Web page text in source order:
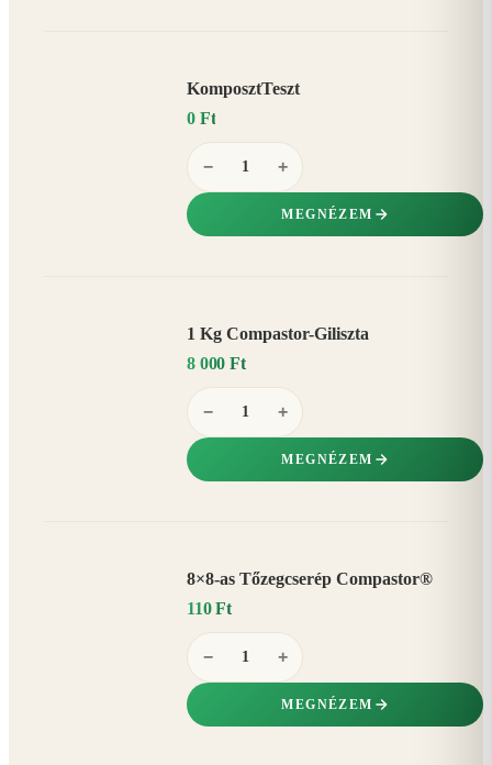
KomposztTeszt
0 Ft
− +
MEGNÉZEM
1 Kg Compastor-Giliszta
8 000 Ft
− +
MEGNÉZEM
8×8-as Tőzegcserép Compastor®
110 Ft
− +
MEGNÉZEM